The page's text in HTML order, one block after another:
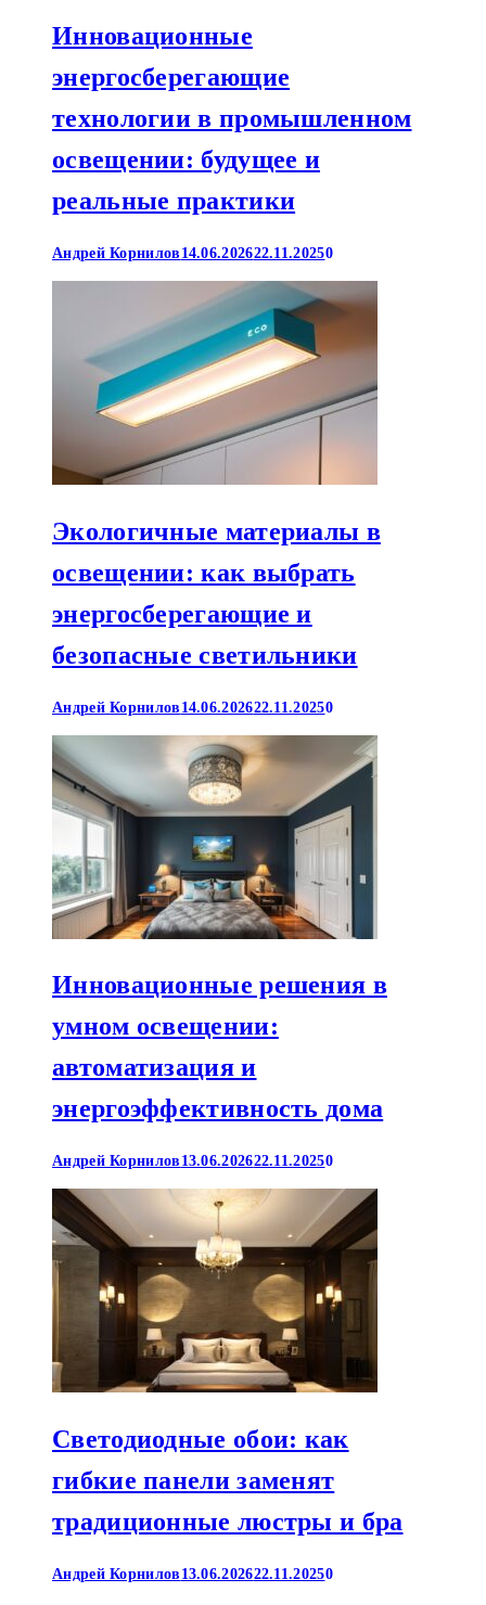
Инновационные
энергосберегающие
технологии в промышленном
освещении: будущее и
реальные практики
Андрей Корнилов 14.06.202622.11.20250
Экологичные материалы в
освещении: как выбрать
энергосберегающие и
безопасные светильники
Андрей Корнилов 14.06.202622.11.20250
Инновационные решения в
умном освещении:
автоматизация и
энергоэффективность дома
Андрей Корнилов 13.06.202622.11.20250
Светодиодные обои: как
гибкие панели заменят
традиционные люстры и бра
Андрей Корнилов 13.06.202622.11.20250